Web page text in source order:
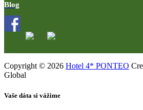
Blog
Copyright © 2026 Hotel 4* PONTEO
Global
Vaše dáta si vážime